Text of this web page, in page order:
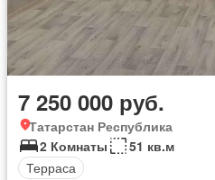
7 250 000 руб.
Татарстан Республика
2 Комнаты
51 кв.м
Терраса